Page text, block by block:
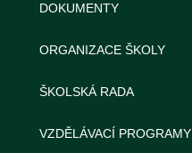
DOKUMENTY
ORGANIZACE ŠKOLY
ŠKOLSKÁ RADA
VZDĚLÁVACÍ PROGRAMY